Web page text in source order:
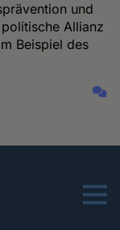
und
Allianz
Beispiel des
Menu